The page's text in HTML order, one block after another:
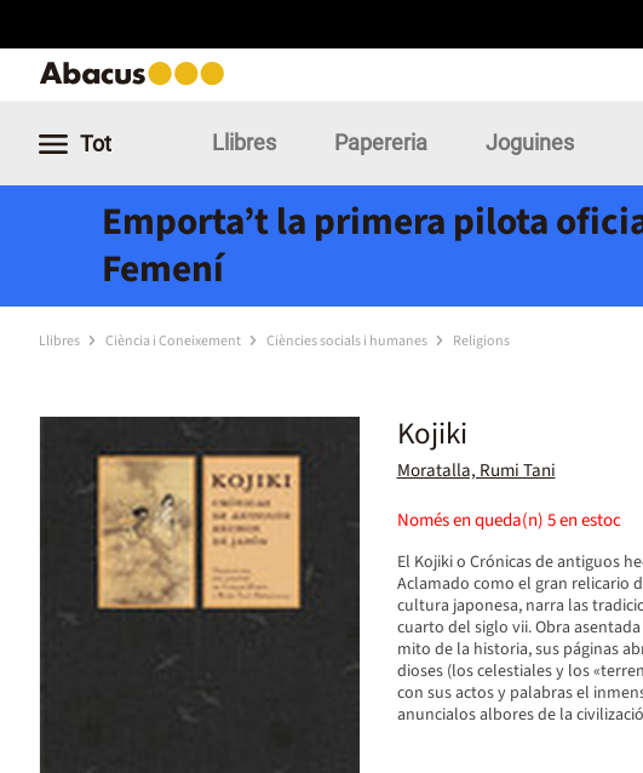
Tot Llibres Papereria Joguines
Emporta’t la primera pilota
Femení
Llibres Ciència i Coneixement Ciències socials i humanes Religions
Kojiki
Moratalla, Rumi Tani
Només en queda(n)5en estoc
El Kojiki o Crónicas de antiguos
Aclamado como el gran relicario
cultura japonesa, narra las
cuarto del siglo vii. Obra
mito de la historia, sus páginas
dioses (los celestiales y los
con sus actos y palabras el
anuncialos albores de la